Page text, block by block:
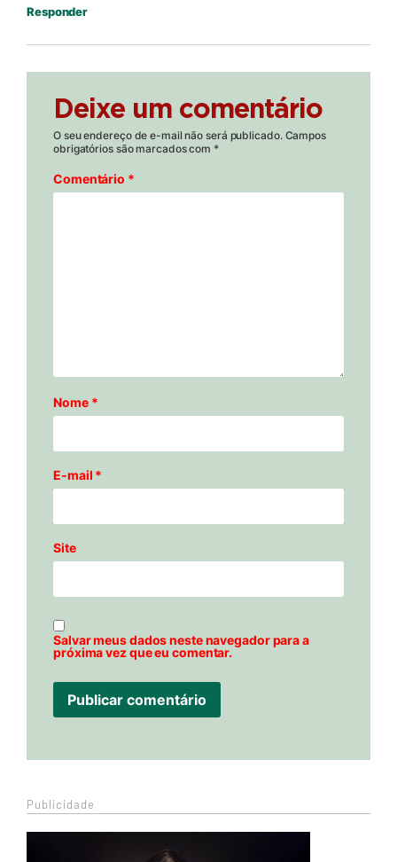
Responder
Deixe um comentário
O seu endereço de e-mail não será publicado. Campos
obrigatórios são marcados com *
Comentário *
Nome *
E-mail *
Site
Salvar meus dados neste navegador para a
próxima vez que eu comentar.
Publicidade